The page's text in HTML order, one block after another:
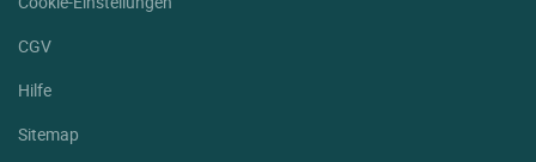
CGV
Hilfe
Sitemap